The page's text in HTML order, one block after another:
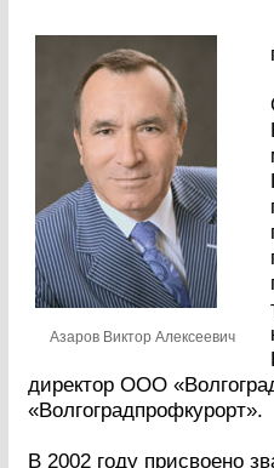
Азаров Виктор Алексеевич
директор ООО
«Волгоградпрофкурорт».
В 2002 году присвоено